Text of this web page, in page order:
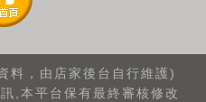
料，由店家後台自行維護)
,本平台保有最終審核修改